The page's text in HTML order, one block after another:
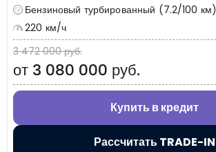
Бензиновый турбированный (7.2/100 км)
220 км/ч
3 472 000 руб.
от 3 080 000 руб.
Купить в кредит
Рассчитать TRADE-IN